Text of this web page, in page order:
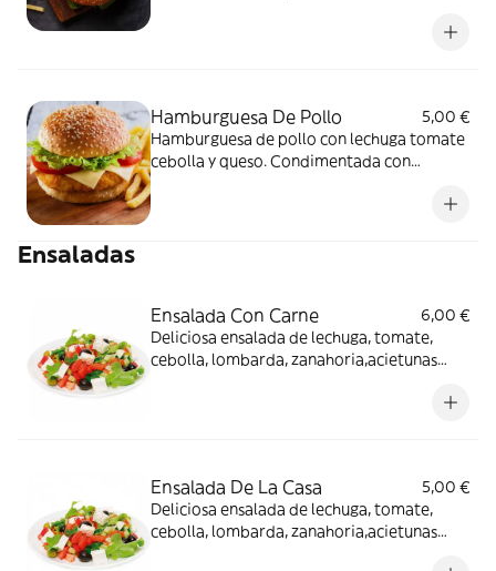
Hamburguesa De Pollo
5,00 €
Hamburguesa de pollo con lechuga tomate
cebolla y queso. Condimentada con
Ensaladas
Ensalada Con Carne
6,00 €
Deliciosa ensalada de lechuga, tomate,
cebolla, lombarda, zanahoria,acietunas
Ensalada De La Casa
5,00 €
Deliciosa ensalada de lechuga, tomate,
cebolla, lombarda, zanahoria,acietunas